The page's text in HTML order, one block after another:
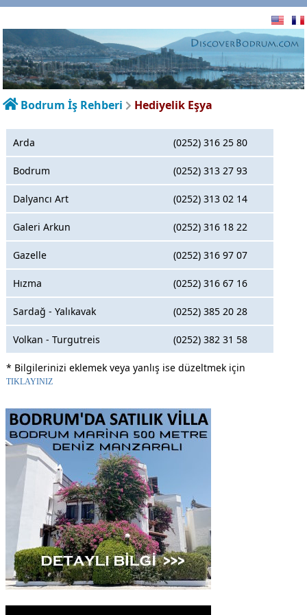
Bodrum İş Rehberi Hediyelik Eşya
Arda (0252) 316 25 80
Bodrum (0252) 313 27 93
Dalyancı Art (0252) 313 02 14
Galeri Arkun (0252) 316 18 22
Gazelle (0252) 316 97 07
Hızma (0252) 316 67 16
Sardağ - Yalıkavak (0252) 385 20 28
Volkan - Turgutreis (0252) 382 31 58
* Bilgilerinizi eklemek veya yanlış ise düzeltmek için
TIKLAYINIZ